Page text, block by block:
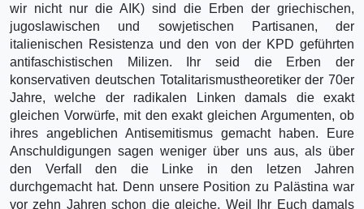
wir nicht nur die AIK) sind die Erben der griechischen,
jugoslawischen und sowjetischen Partisanen, der
italienischen Resistenza und den von der KPD geführten
antifaschistischen Milizen. Ihr seid die Erben der
konservativen deutschen Totalitarismustheoretiker der 70er
Jahre, welche der radikalen Linken damals die exakt
gleichen Vorwürfe, mit den exakt gleichen Argumenten, ob
ihres angeblichen Antisemitismus gemacht haben. Eure
Anschuldigungen sagen weniger über uns aus, als über
den Verfall den die Linke in den letzen Jahren
durchgemacht hat. Denn unsere Position zu Palästina war
vor zehn Jahren schon die gleiche. Weil Ihr Euch damals